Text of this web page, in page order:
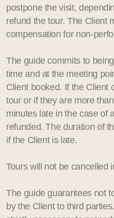
postpone the visit,
refund the tour. The Client
compensation for non-
The guide commits to
time and at the meeting
Client booked. If the Client
tour or if they are more
minutes late in the case of
refunded. The duration of
if the Client is late.
Tours will not be cancelled
The guide guarantees not
by the Client to third